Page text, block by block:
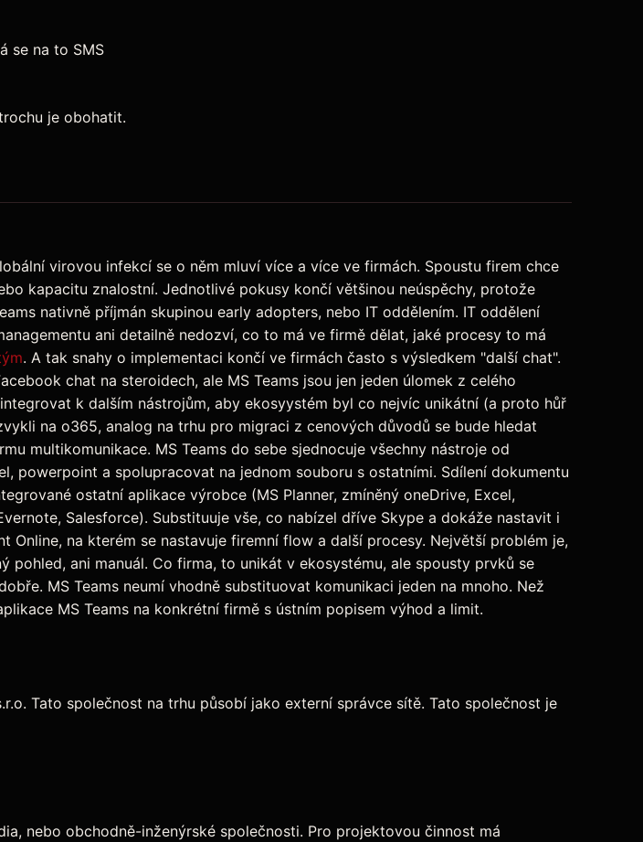
se na to SMS
je obohatit.
virovou infekcí se o něm mluví více a více ve firmách. Spoustu firem chce
kapacitu znalostní. Jednotlivé pokusy končí většinou neúspěchy, protože
nativně příjmán skupinou early adopters, nebo IT oddělením. IT oddělení
ani detailně nedozví, co to má ve firmě dělat, jaké procesy to má
. A tak snahy o implementaci končí ve firmách často s výsledkem "další chat".
chat na steroidech, ale MS Teams jsou jen jeden úlomek z celého
k dalším nástrojům, aby ekosyystém byl co nejvíc unikátní (a proto hůř
na o365, analog na trhu pro migraci z cenových důvodů se bude hledat
multikomunikace. MS Teams do sebe sjednocuje všechny nástroje od
a spolupracovat na jednom souboru s ostatními. Sdílení dokumentu
ostatní aplikace výrobce (MS Planner, zmíněný oneDrive, Excel,
Salesforce). Substituuje vše, co nabízel dříve Skype a dokáže nastavit i
Online, na kterém se nastavuje firemní flow a další procesy. Největší problém je,
pohled, ani manuál. Co firma, to unikát v ekosystému, ale spousty prvků se
MS Teams neumí vhodně substituovat komunikaci jeden na mnoho. Než
MS Teams na konkrétní firmě s ústním popisem výhod a limit.
Tato společnost na trhu působí jako externí správce sítě. Tato společnost je
nebo obchodně-inženýrské společnosti. Pro projektovou činnost má